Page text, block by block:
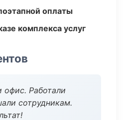
оплаты
комплекса услуг
офис. Работали
сотрудникам.